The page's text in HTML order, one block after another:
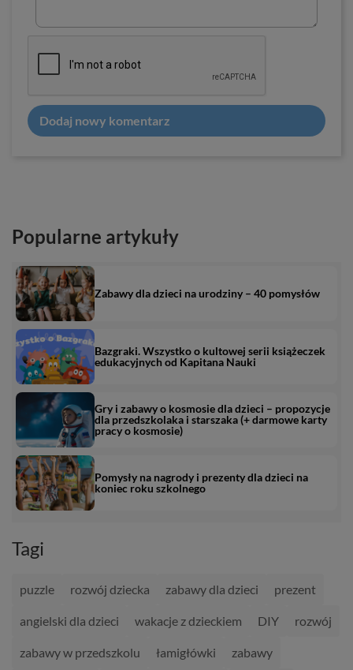
Dodaj nowy komentarz
Popularne artykuły
Zabawy dla dzieci na urodziny – 40 pomysłów
Bazgraki. Wszystko o kultowej serii książeczek
edukacyjnych od Kapitana Nauki
Gry i zabawy o kosmosie dla dzieci – propozycje
dla przedszkolaka i starszaka (+ darmowe karty
pracy o kosmosie)
Pomysły na nagrody i prezenty dla dzieci na
koniec roku szkolnego
Tagi
puzzle rozwój dziecka zabawy dla dzieci prezent
angielski dla dzieci wakacje z dzieckiem DIY rozwój
zabawy w przedszkolu łamigłówki zabawy